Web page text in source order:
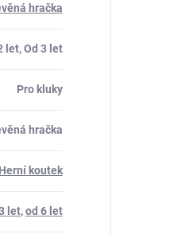
hračka
let, Od 3 let
Pro kluky
hračka
Herní koutek
let,od 6 let